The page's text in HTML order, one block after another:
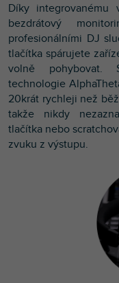
Díky integrovanému
bezdrátový
profesionálními DJ
tlačítka spárujete
volně pohybovat.
technologie
20krát rychleji než
takže nikdy
tlačítka nebo
zvuku z výstupu.